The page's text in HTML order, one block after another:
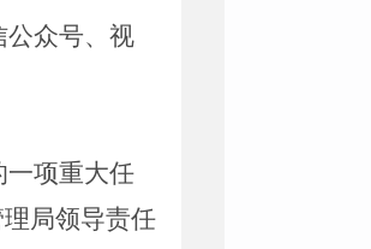
公众号、视
一项重大任
局领导责任